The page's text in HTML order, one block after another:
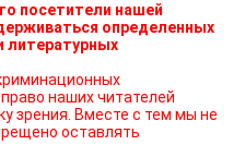
посетители нашей
определенных
литературных
зрения. Вместе с тем мы не
оставлять